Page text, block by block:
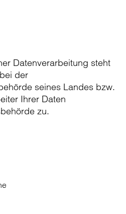
Datenverarbeitung steht
der
seines Landes bzw.
Ihrer Daten
zu.